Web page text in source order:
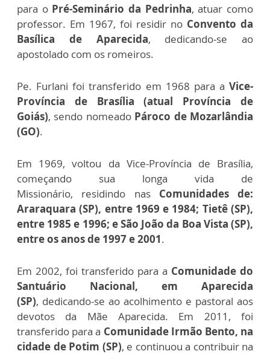
para o Pré-Seminário da Pedrinha, atuar como
professor. Em 1967, foi residir no Convento da
Basílica de Aparecida, dedicando-se ao
apostolado com os romeiros.
Pe. Furlani foi transferido em 1968 para a Vice-
Província de Brasília (atual Província de
Goiás), sendo nomeado Pároco de Mozarlândia
(GO).
Em 1969, voltou da Vice-Província de Brasília,
começando sua longa vida de
Missionário, residindo nas Comunidades de:
Araraquara (SP), entre 1969 e 1984; Tietê (SP),
entre 1985 e 1996; e São João da Boa Vista (SP),
entre os anos de 1997 e 2001.
Em 2002, foi transferido para a Comunidade do
Santuário Nacional, em Aparecida
(SP), dedicando-se ao acolhimento e pastoral aos
devotos da Mãe Aparecida. Em 2011, foi
transferido para a Comunidade Irmão Bento, na
cidade de Potim (SP), e continuou a contribuir na